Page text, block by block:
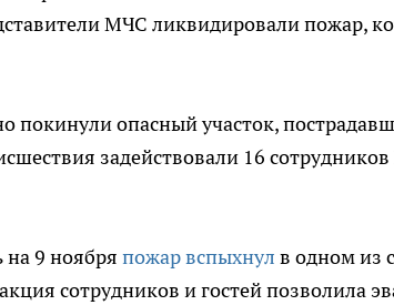
МЧС ликвидировали пожар,
покинули опасный участок,
задействовали 16
на 9 ноября пожар вспыхнул в одном из
сотрудников и гостей позволила